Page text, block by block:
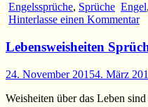
Engelssprüche, Sprüche Engel,
Hinterlasse einen Kommentar
Lebensweisheiten
24. November 20154. März
Weisheiten über das Leben